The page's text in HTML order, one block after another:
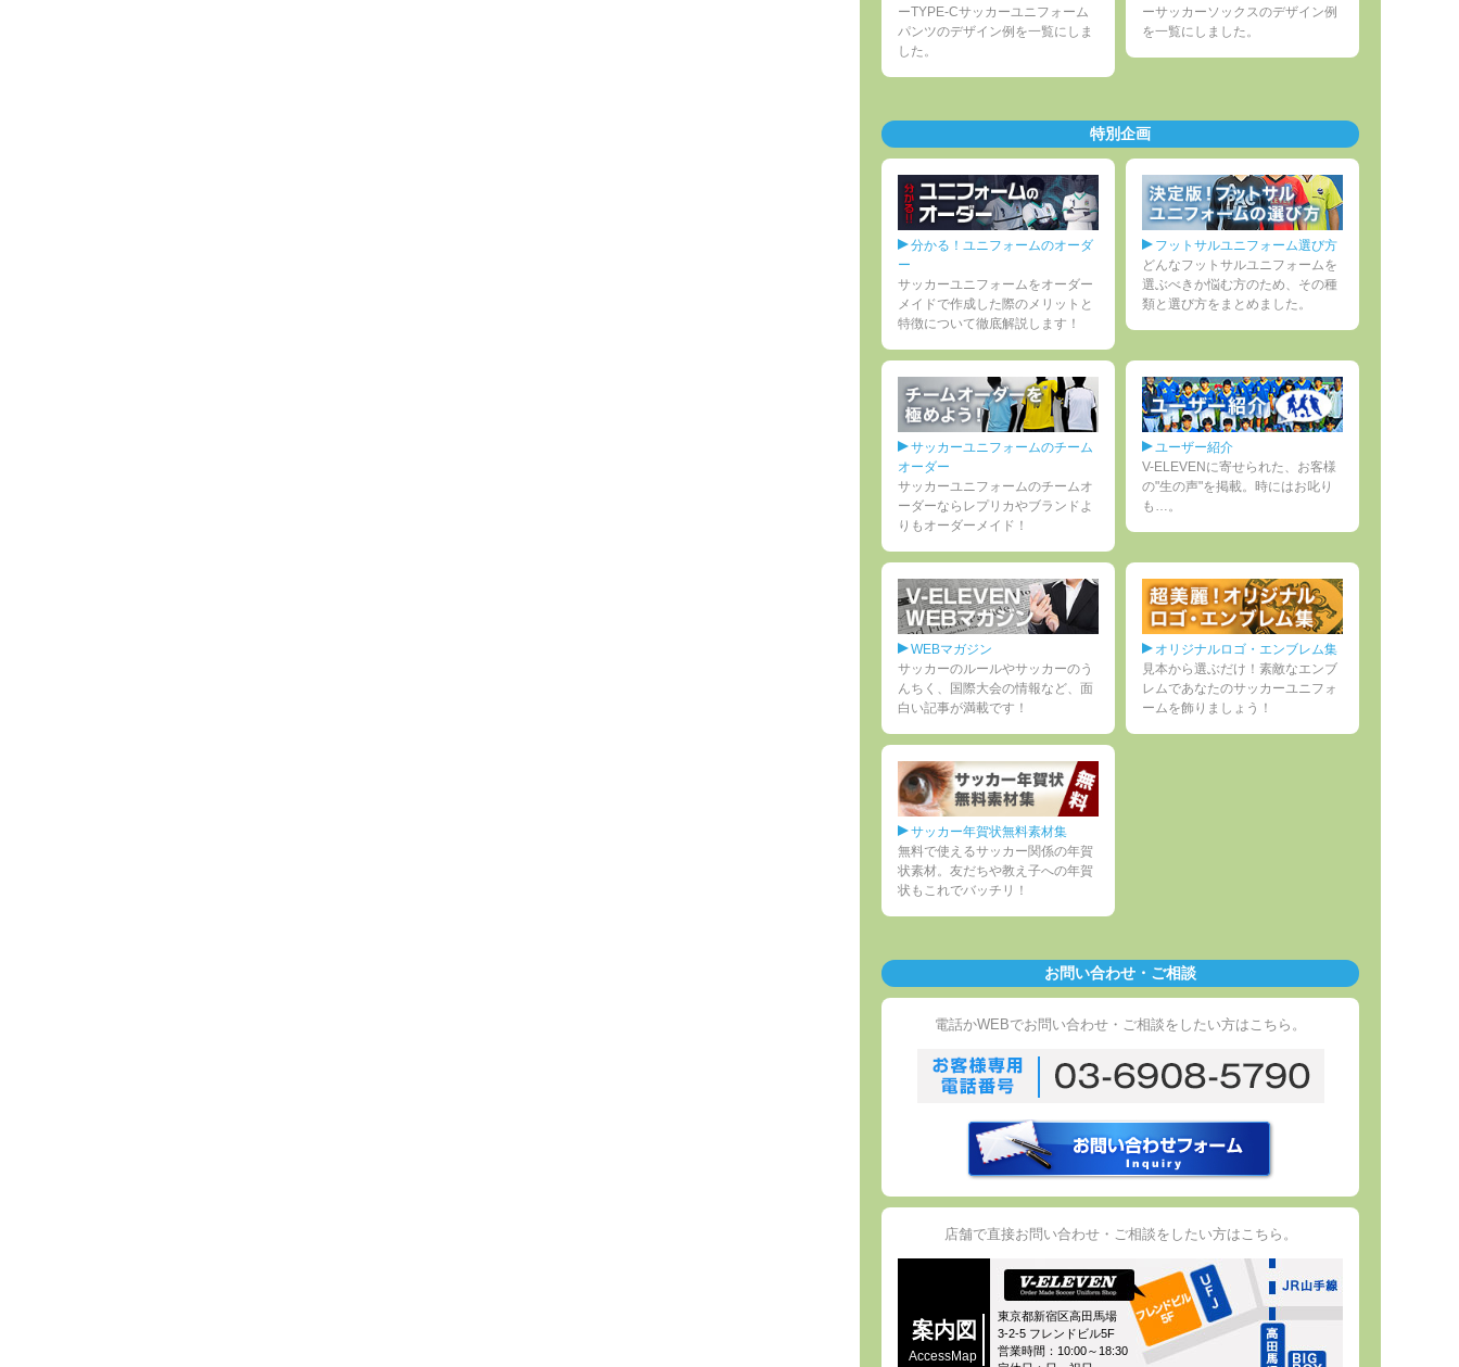
ーTYPE-Cサッカーユニフォーム
パンツのデザイン例を一覧にしま
した。
ーサッカーソックスのデザイン例
を一覧にしました。
特別企画
分かる！ユニフォームのオーダ
ー
サッカーユニフォームをオーダー
メイドで作成した際のメリットと
特徴について徹底解説します！
フットサルユニフォーム選び方
どんなフットサルユニフォームを
選ぶべきか悩む方のため、その種
類と選び方をまとめました。
サッカーユニフォームのチーム
オーダー
サッカーユニフォームのチームオ
ーダーならレプリカやブランドよ
りもオーダーメイド！
ユーザー紹介
V-ELEVENに寄せられた、お客様
の"生の声"を掲載。時にはお叱り
も…。
WEBマガジン
サッカーのルールやサッカーのう
んちく、国際大会の情報など、面
白い記事が満載です！
オリジナルロゴ・エンブレム集
見本から選ぶだけ！素敵なエンブ
レムであなたのサッカーユニフォ
ームを飾りましょう！
サッカー年賀状無料素材集
無料で使えるサッカー関係の年賀
状素材。友だちや教え子への年賀
状もこれでバッチリ！
お問い合わせ・ご相談
電話かWEBでお問い合わせ・ご相談をしたい方はこちら。
店舗で直接お問い合わせ・ご相談をしたい方はこちら。
案内図
AccessMap
東京都新宿区高田馬場
3-2-5 フレンドビル5F
営業時間：10:00～18:30